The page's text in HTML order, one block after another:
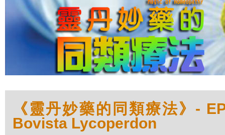
《靈丹妙藥的同類療法》-
Bovista Lycoperdon